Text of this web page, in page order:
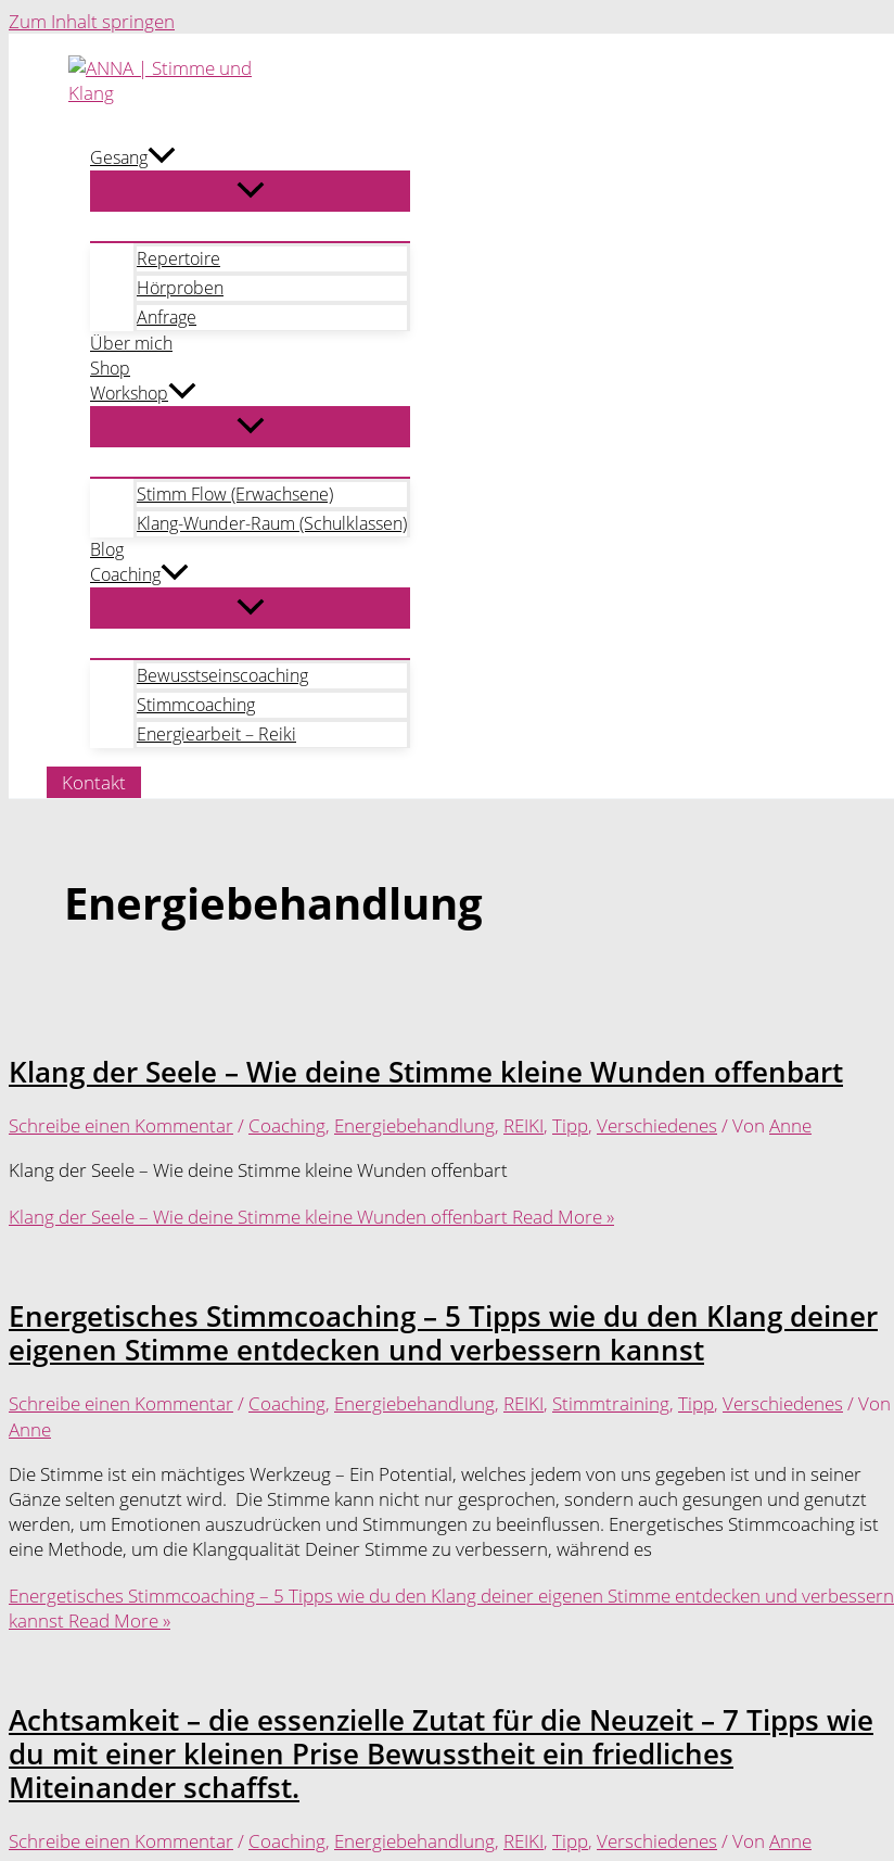
Zum Inhalt springen
Gesang
Repertoire
Hörproben
Anfrage
Über mich
Shop
Workshop
Stimm Flow (Erwachsene)
Klang-Wunder-Raum (Schulklassen)
Blog
Coaching
Bewusstseinscoaching
Stimmcoaching
Energiearbeit – Reiki
Kontakt
Energiebehandlung
Klang der Seele – Wie deine Stimme kleine Wunden offenbart
Schreibe einen Kommentar/ Coaching, Energiebehandlung, REIKI, Tipp, Verschiedenes / Von Anne
Klang der Seele – Wie deine Stimme kleine Wunden offenbart
Klang der Seele – Wie deine Stimme kleine Wunden offenbart Read More »
Energetisches Stimmcoaching – 5 Tipps wie du den Klang deiner
eigenen Stimme entdecken und verbessern kannst
Schreibe einen Kommentar/ Coaching, Energiebehandlung, REIKI, Stimmtraining, Tipp, Verschiedenes / Von
Anne
Die Stimme ist ein mächtiges Werkzeug – Ein Potential, welches jedem von uns gegeben ist und in seiner
Gänze selten genutzt wird. Die Stimme kann nicht nur gesprochen, sondern auch gesungen und genutzt
werden, um Emotionen auszudrücken und Stimmungen zu beeinflussen. Energetisches Stimmcoaching ist
eine Methode, um die Klangqualität Deiner Stimme zu verbessern, während es
Energetisches Stimmcoaching – 5 Tipps wie du den Klang deiner eigenen Stimme entdecken und verbessern
kannst Read More »
Achtsamkeit – die essenzielle Zutat für die Neuzeit – 7 Tipps wie
du mit einer kleinen Prise Bewusstheit ein friedliches
Miteinander schaffst.
Schreibe einen Kommentar/ Coaching, Energiebehandlung, REIKI, Tipp, Verschiedenes / Von Anne